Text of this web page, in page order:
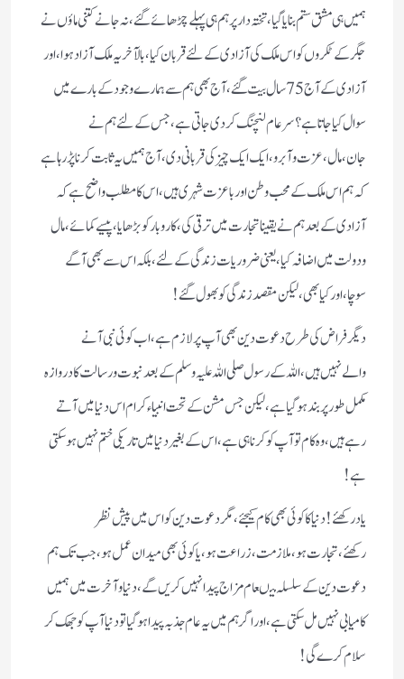
ہمیں ہی مشق ستم بنایاگیا،تختہ دار پر ہم ہی پہلے چڑھائے گئے،نہ جانے کتنی ماؤں نے
جگرکے ٹکروں کو اس ملک کی آزادی کے لئے قربان کیا،بالآخر یہ ملک آزادہوا،اور
آزادی کے آج 75سال بیت گئے،آج بھی ہم سے ہمارے وجود کے بارے میں
سوال کیاجاتاہے؟ سرعام لنچنگ کردی جاتی ہے،جس کے لئے ہم نے
جان،مال،عزت وآبرو،ایک ایک چیز کی قربانی دی، آج ہمیں یہ ثابت کرناپڑرہاہے
کہ ہم اس ملک کے محب وطن اور باعزت شہری ہیں،اس کامطلب واضح ہے کہ
آزادی کے بعد ہم نے یقیناتجارت میں ترقی کی،کاروبارکو بڑھایا،پیسے کمائے،مال
ودولت میں اضافہ کیا،یعنی ضروریات زندگی کے لئے ،بلکہ اس سے بھی آگے
سوچا،اور کیابھی،لیکن مقصد زندگی کوبھول گئے!
دیگر فراض کی طرح دعوت دین بھی آپ پر لازم ہے،اب کوئی نبی آنے
والےنہیں ہیں،اللہ کے رسول صلی اللہ علیہ وسلم کے بعد نبوت ورسالت کادروازہ
مکمل طور پر بندہوگیاہے،لیکن جس مشن کے تحت انبیاء کرام اس دنیا میں آتے
رہے ہیں،وہ کام تو آپ کو کرناہی ہے،اس کے بغیر دنیا میں تاریکی ختم نہیں ہوسکتی
ہے!
یادرکھئے!دنیاکاکوئی بھی کام کیجئے،مگردعوت دین کواس میں پیش نظر
رکھئے،تجارت ہو،ملازمت، زراعت ہو،یاکوئی بھی میدان عمل ہو،جب تک ہم
دعوت دین کے سلسلہ میںعام مزاج پیدا نہیں کریں گے ، دنیا و آخر ت میں ہمیں
کامیابی نہیں مل سکتی ہے،اوراگرہم میں یہ عام جذبہ پیداہوگیاتو دنیاآپ کو جھک کر
سلام کرے گی!